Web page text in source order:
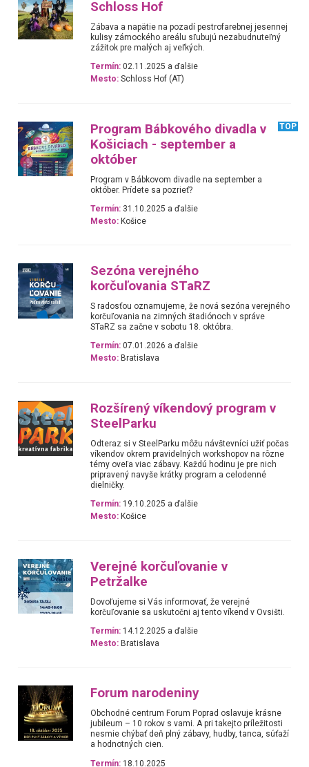
Schloss Hof
Zábava a napätie na pozadí pestrofarebnej jesennej
kulisy zámockého areálu sľubujú nezabudnuteľný
zážitok pre malých aj veľkých.
Termín: 02.11.2025 a ďalšie
Mesto: Schloss Hof (AT)
Program Bábkového divadla v
Košiciach - september a
október
TOP
Program v Bábkovom divadle na september a
október. Prídete sa pozrieť?
Termín: 31.10.2025 a ďalšie
Mesto: Košice
Sezóna verejného
korčuľovania STaRZ
S radosťou oznamujeme, že nová sezóna verejného
korčuľovania na zimných štadiónoch v správe
STaRZ sa začne v sobotu 18. októbra.
Termín: 07.01.2026 a ďalšie
Mesto: Bratislava
Rozšírený víkendový program v
SteelParku
Odteraz si v SteelParku môžu návštevníci užiť počas
víkendov okrem pravidelných workshopov na rôzne
témy oveľa viac zábavy. Každú hodinu je pre nich
pripravený navyše krátky program a celodenné
dielničky.
Termín: 19.10.2025 a ďalšie
Mesto: Košice
Verejné korčuľovanie v
Petržalke
Dovoľujeme si Vás informovať, že verejné
korčuľovanie sa uskutočni aj tento víkend v Ovsišti.
Termín: 14.12.2025 a ďalšie
Mesto: Bratislava
Forum narodeniny
Obchodné centrum Forum Poprad oslavuje krásne
jubileum – 10 rokov s vami. A pri takejto príležitosti
nesmie chýbať deň plný zábavy, hudby, tanca, súťaží
a hodnotných cien.
Termín: 18.10.2025